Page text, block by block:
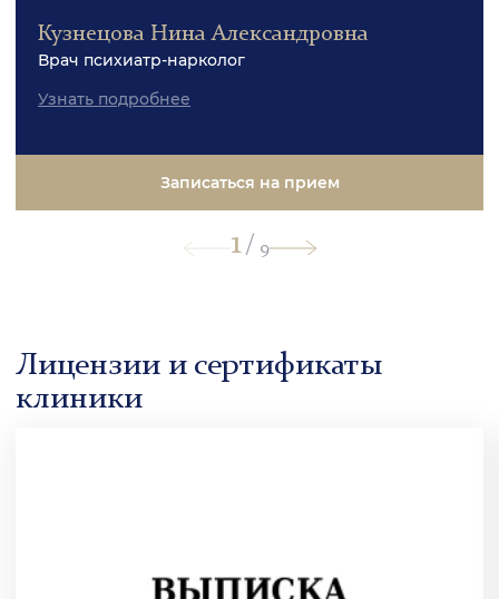
Кузнецова Нина Александровна
Врач психиатр-нарколог
Узнать подробнее
Записаться на прием
1/ 9
Лицензии и сертификаты
клиники